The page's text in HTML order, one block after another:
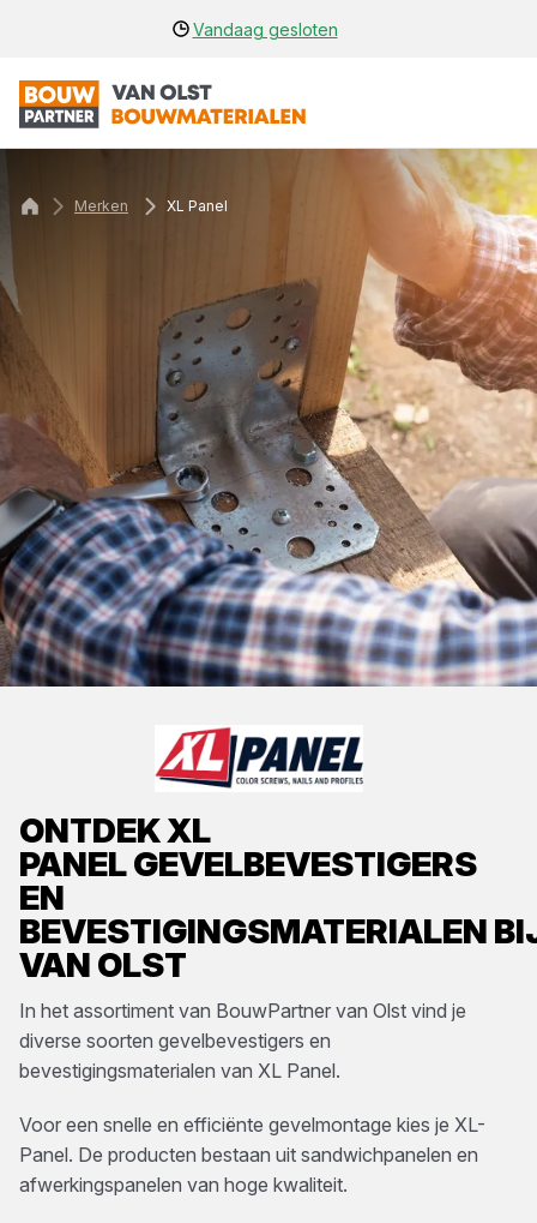
Vandaag gesloten
ONTDEKXL
PANELGEVELBEVESTIGERS
EN
BEVESTIGINGSMATERIALEN
VAN OLST
In het assortiment van BouwPartner van Olst vind je
diverse soorten gevelbevestigers en
bevestigingsmaterialen van XL Panel.
Voor een snelle en efficiënte gevelmontage kies je XL-
Panel. De producten bestaan uit sandwichpanelen en
afwerkingspanelen van hoge kwaliteit.
Merken XL Panel